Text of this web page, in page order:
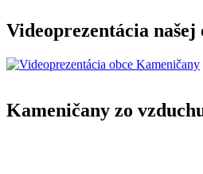
Videoprezentácia našej
Kameničany zo